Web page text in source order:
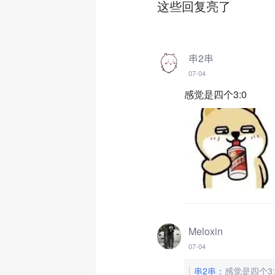
这些回复亮了
串2串
07-04
感觉是四个3:0
Meloxin
07-04
串2串 ： 感觉是四个